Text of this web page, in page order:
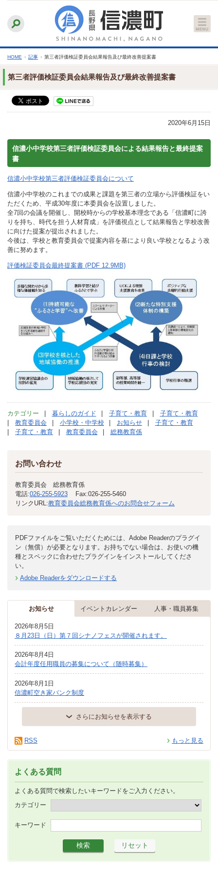
文
へ
ふりがなをつける
文字サイズ
縮小 標準 拡大
HOME › 記事 › 第三者評価検証委員会結果報告及び最終改善提案書
第三者評価検証委員会結果報告及び最終改善提案書
2020年6月15日
信濃小中学校第三者評価検証委員会による結果報告と最終提案
書
信濃小中学校第三者評価検証委員会について
信濃小中学校のこれまでの成果と課題を第三者の立場から評価検証をい
ただくため、平成30年度に本委員会を設置しました。
全7回の会議を開催し、開校時からの学校基本理念である「信濃町に誇
りを持ち、時代を担う人材育成」を評価視点として結果報告と学校改善
に向けた提案が提出されました。
今後は、学校と教育委員会で提案内容を基により良い学校となるよう改
善に努めます。
評価検証委員会最終提案書 (PDF 12.9MB)
カテゴリー 暮らしのガイド 子育て・教育
子育て・教育
教育委員会
小学校・中学校 お知らせ
子育て・教育
子育て・教育
教育委員会 総務教育係
お問い合わせ
教育委員会 総務教育係
電話:026-255-5923 Fax:026-255-5460
リンクURL:教育委員会総務教育係へのお問合せフォーム
PDFファイルをご覧いただくためには、Adobe Readerのプラグイ
ン（無償）が必要となります。お持ちでない場合は、お使いの機
種とスペックに合わせたプラグインをインストールしてくださ
い。
Adobe Readerをダウンロードする
お知らせ イベントカレンダー 人事・職員募集
2026年8月5日
８月23日（日）第７回シナノフェスが開催されます。
2026年8月4日
会計年度任用職員の募集について（随時募集）
2026年8月1日
信濃町空き家バンク制度
さらにお知らせを表示する
もっと見る
RSS
よくある質問
よくある質問で検索したいキーワードをご入力ください。
カテゴリー
キーワード